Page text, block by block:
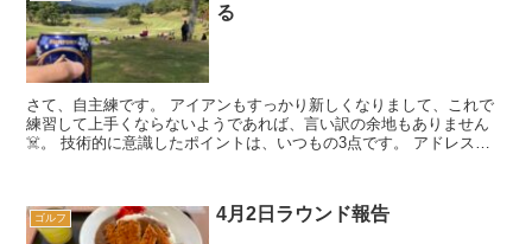
る
さて、自主練です。 アイアンもすっかり新しくなりまして、これで
練習して上手くならないようであれば、言い訳の余地もありません
☠️。 技術的に意識したポイントは、いつもの3点です。 アドレスで
ゴルフ 4月2日ラウンド報告